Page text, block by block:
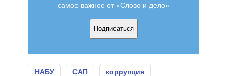
самое важное от «Слово и дело»
Подписаться
НАБУ САП коррупция